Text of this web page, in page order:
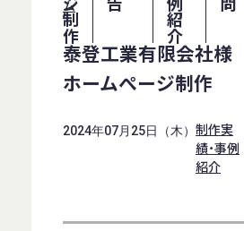
制
作
紹
介
ム
泰登工業有限会社様
ホームぺージ制作
2024年07月25日（木） 制作実
績・事例
紹介